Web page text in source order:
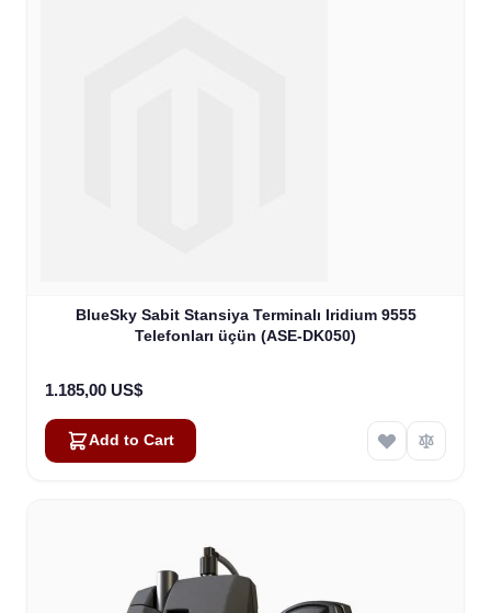
BlueSky Sabit Stansiya Terminalı Iridium 9555
Telefonları üçün (ASE-DK050)
1.185,00 US$
Add to Cart